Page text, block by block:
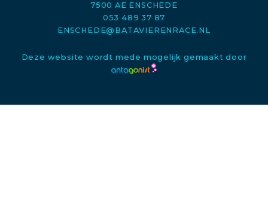
7500 AE ENSCHEDE
053 489 37 87
ENSCHEDE@BATAVIERENRACE.NL
Deze website wordt mede mogelijk gemaakt door